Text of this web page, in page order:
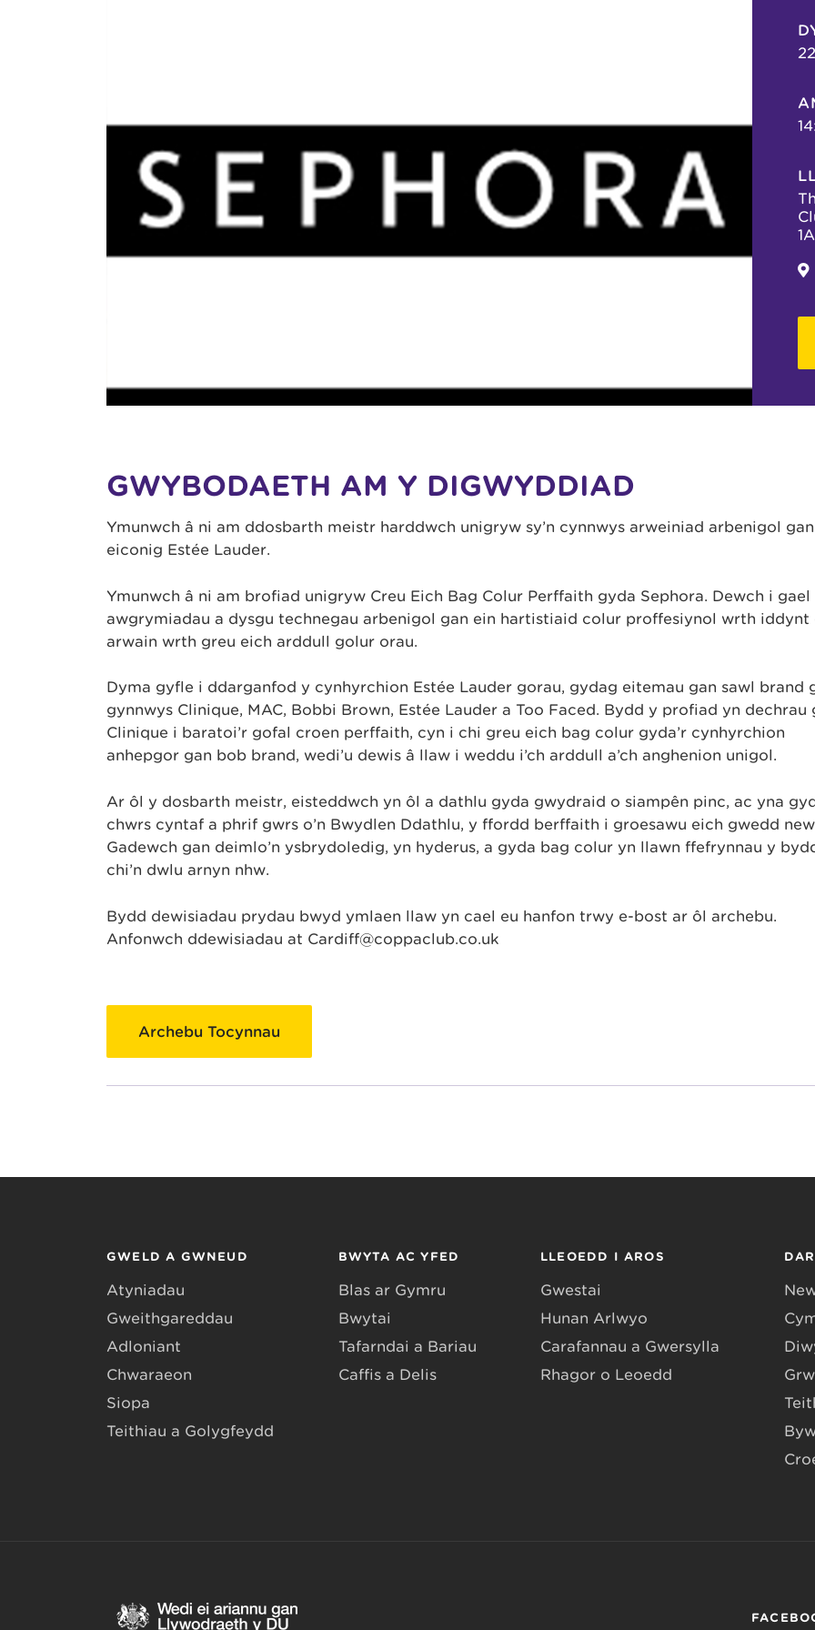
GWYBODAETH AM Y DIGWYDDIAD
Ymunwch â ni am ddosbarth meistr harddwch unigryw sy’n cynnwys arweiniad arbenigol
eiconig Estée Lauder.
Ymunwch â ni am brofiad unigryw Creu Eich Bag Colur Perffaith gyda Sephora. Dewch i gael
awgrymiadau a dysgu technegau arbenigol gan ein hartistiaid colur proffesiynol wrth iddynt
arwain wrth greu eich arddull golur orau.
Dyma gyfle i ddarganfod y cynhyrchion Estée Lauder gorau, gydag eitemau gan sawl brand
gynnwys Clinique, MAC, Bobbi Brown, Estée Lauder a Too Faced. Bydd y profiad yn dechrau
Clinique i baratoi’r gofal croen perffaith, cyn i chi greu eich bag colur gyda’r cynhyrchion
anhepgor gan bob brand, wedi’u dewis â llaw i weddu i’ch arddull a’ch anghenion unigol.
Ar ôl y dosbarth meistr, eisteddwch yn ôl a dathlu gyda gwydraid o siampên pinc, ac yna
chwrs cyntaf a phrif gwrs o’n Bwydlen Ddathlu, y ffordd berffaith i groesawu eich gwedd
Gadewch gan deimlo’n ysbrydoledig, yn hyderus, a gyda bag colur yn llawn ffefrynnau y
chi’n dwlu arnyn nhw.
Bydd dewisiadau prydau bwyd ymlaen llaw yn cael eu hanfon trwy e-bost ar ôl archebu.
Anfonwch ddewisiadau at Cardiff@coppaclub.co.uk
Archebu Tocynnau
GWELD A GWNEUD
Atyniadau
Gweithgareddau
Adloniant
Chwaraeon
Siopa
Teithiau a Golygfeydd
BWYTA AC YFED
Blas ar Gymru
Bwytai
Tafarndai a Bariau
Caffis a Delis
LLEOEDD I AROS
Gwestai
Hunan Arlwyo
Carafannau a Gwersylla
Rhagor o Leoedd